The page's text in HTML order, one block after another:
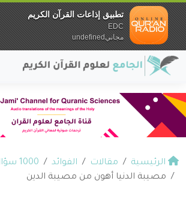
الرئيسية مقالات الفوائد
1000 سؤال وجواب في القرآن
مصيبة الدنيا أهون من مصيبة الدين
تطبيق إذاعات القرآن الكريم
EDC
مجانيundefined